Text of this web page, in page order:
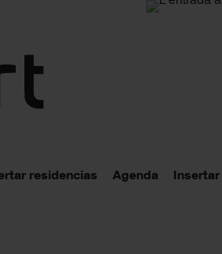
residencias Agenda